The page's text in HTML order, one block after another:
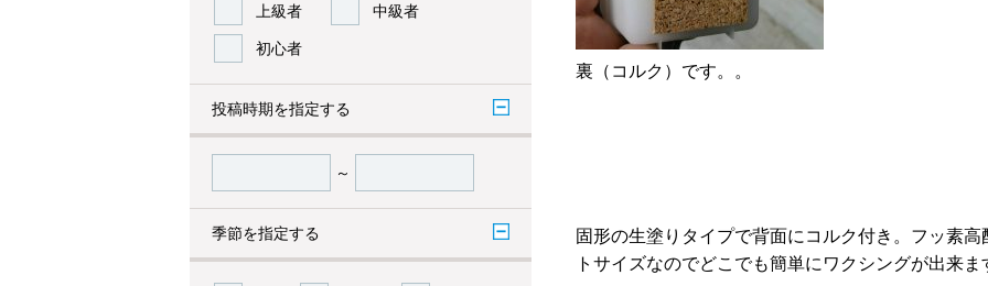
上級者 中級者
初心者
投稿時期を指定する
～
季節を指定する
裏（コルク）です。。
固形の生塗りタイプで背面にコルク付き。フッ素
トサイズなのでどこでも簡単にワクシングが出来ま